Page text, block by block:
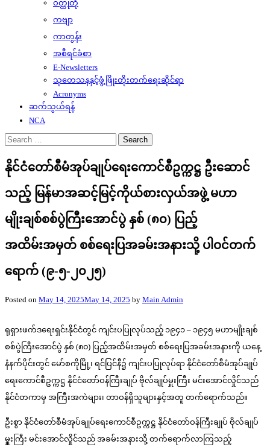
ဝတ္ထုတို
ကဗျာ
ကာတွန်း
အစီရင်ခံစာ
E-Newsletters
သုတေသနနှင့်ဖွံ့ဖြိုးတိုးတက်ရေးဆိုင်ရာ
Acronyms
ဆက်သွယ်ရန်
NCA
Search
for:
နိုင်ငံတော်စီမံအုပ်ချုပ်ရေးကောင်စီဥက္ကဋ္ဌ ဦးဆောင်
သည့် မြန်မာအဆင့်မြင့်ကိုယ်စားလှယ်အဖွဲ့ မဟာ
မျိုးချစ်စစ်ပွဲကြီးအောင်ပွဲ နှစ် (၈၀) ပြည့်
အထိမ်းအမှတ် စစ်ရေးပြအခမ်းအနားသို့ ပါဝင်တက်
ရောက် (၉-၅-၂၀၂၅)
Posted on May 14, 2025May 14, 2025 by Main Admin
ရုရှားဖက်ဒရေးရှင်းနိုင်ငံတွင် ကျင်းပပြုလုပ်သည့် ၁၉၄၁ – ၁၉၄၅ မဟာမျိုးချစ်
စစ်ပွဲကြီးအောင်ပွဲ နှစ် (၈၀) ပြည့်အထိမ်းအမှတ် စစ်ရေးပြအခမ်းအနားကို ယနေ့
နံနက်ပိုင်းတွင် မော်စကိုမြို့၊ ရင်ပြင်နီ၌ ကျင်းပပြုလုပ်ရာ နိုင်ငံတော်စီမံအုပ်ချုပ်
ရေးကောင်စီဥက္ကဋ္ဌ နိုင်ငံတော်ဝန်ကြီးချုပ် ဗိုလ်ချုပ်မှူးကြီး မင်းအောင်လှိုင်သည်
နိုင်ငံတကာမှ အကြီးအကဲများ၊ တာဝန်ရှိသူများနှင့်အတူ တက်ရောက်သည်။
ဦးစွာ နိုင်ငံတော်စီမံအုပ်ချုပ်ရေးကောင်စီဥက္ကဋ္ဌ နိုင်ငံတော်ဝန်ကြီးချုပ် ဗိုလ်ချုပ်
မှူးကြီး မင်းအောင်လှိုင်သည် အခမ်းအနားသို့ တက်ရောက်လာကြသည့်